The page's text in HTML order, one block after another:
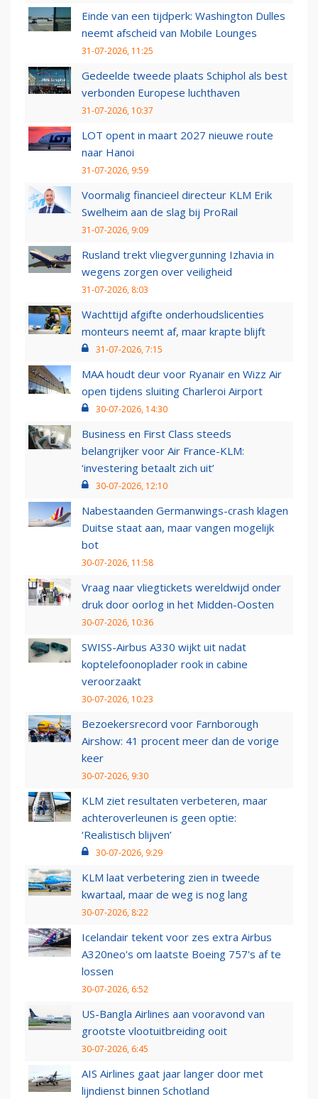
Einde van een tijdperk: Washington Dulles
neemt afscheid van Mobile Lounges
31-07-2026, 11:25
Gedeelde tweede plaats Schiphol als best
verbonden Europese luchthaven
31-07-2026, 10:37
LOT opent in maart 2027 nieuwe route
naar Hanoi
31-07-2026, 9:59
Voormalig financieel directeur KLM Erik
Swelheim aan de slag bij ProRail
31-07-2026, 9:09
Rusland trekt vliegvergunning Izhavia in
wegens zorgen over veiligheid
31-07-2026, 8:03
Wachttijd afgifte onderhoudslicenties
monteurs neemt af, maar krapte blijft
31-07-2026, 7:15
MAA houdt deur voor Ryanair en Wizz Air
open tijdens sluiting Charleroi Airport
30-07-2026, 14:30
Business en First Class steeds
belangrijker voor Air France-KLM:
‘investering betaalt zich uit’
30-07-2026, 12:10
Nabestaanden Germanwings-crash klagen
Duitse staat aan, maar vangen mogelijk
bot
30-07-2026, 11:58
Vraag naar vliegtickets wereldwijd onder
druk door oorlog in het Midden-Oosten
30-07-2026, 10:36
SWISS-Airbus A330 wijkt uit nadat
koptelefoonoplader rook in cabine
veroorzaakt
30-07-2026, 10:23
Bezoekersrecord voor Farnborough
Airshow: 41 procent meer dan de vorige
keer
30-07-2026, 9:30
KLM ziet resultaten verbeteren, maar
achteroverleunen is geen optie:
‘Realistisch blijven’
30-07-2026, 9:29
KLM laat verbetering zien in tweede
kwartaal, maar de weg is nog lang
30-07-2026, 8:22
Icelandair tekent voor zes extra Airbus
A320neo's om laatste Boeing 757's af te
lossen
30-07-2026, 6:52
US-Bangla Airlines aan vooravond van
grootste vlootuitbreiding ooit
30-07-2026, 6:45
AIS Airlines gaat jaar langer door met
lijndienst binnen Schotland